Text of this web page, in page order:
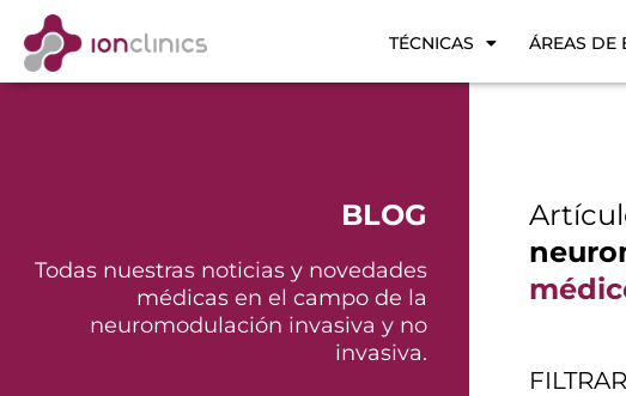
TÉCNICAS ÁREAS DE
BLOG
Todas nuestras noticias y novedades
médicas en el campo de la
neuromodulación invasiva y no
invasiva.